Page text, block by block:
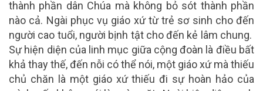
thành phần dân Chúa mà không bỏ sót thành phần
nào cả. Ngài phục vụ giáo xứ từ trẻ sơ sinh cho đến
người cao tuổi, người bịnh tật cho đến kẻ lâm chung.
Sự hiện diện của linh mục giữa cộng đoàn là điều bất
khả thay thế, đến nỗi có thể nói, một giáo xứ mà thiếu
chủ chăn là một giáo xứ thiếu đi sự hoàn hảo của